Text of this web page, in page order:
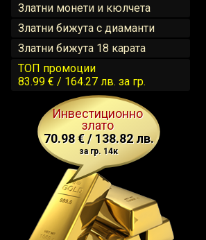
Златни монети и кюлчета
Златни бижута с диаманти
Златни бижута 18 карата
ТОП промоции
83.99 € / 164.27 лв. за гр.
Инвестиционно
злато
70.98 € / 138.82 лв.
за гр. 14к